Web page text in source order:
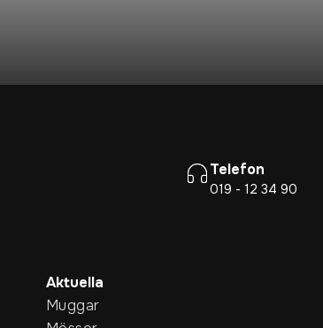
Telefon
019 - 12 34 90
Aktuella
Muggar